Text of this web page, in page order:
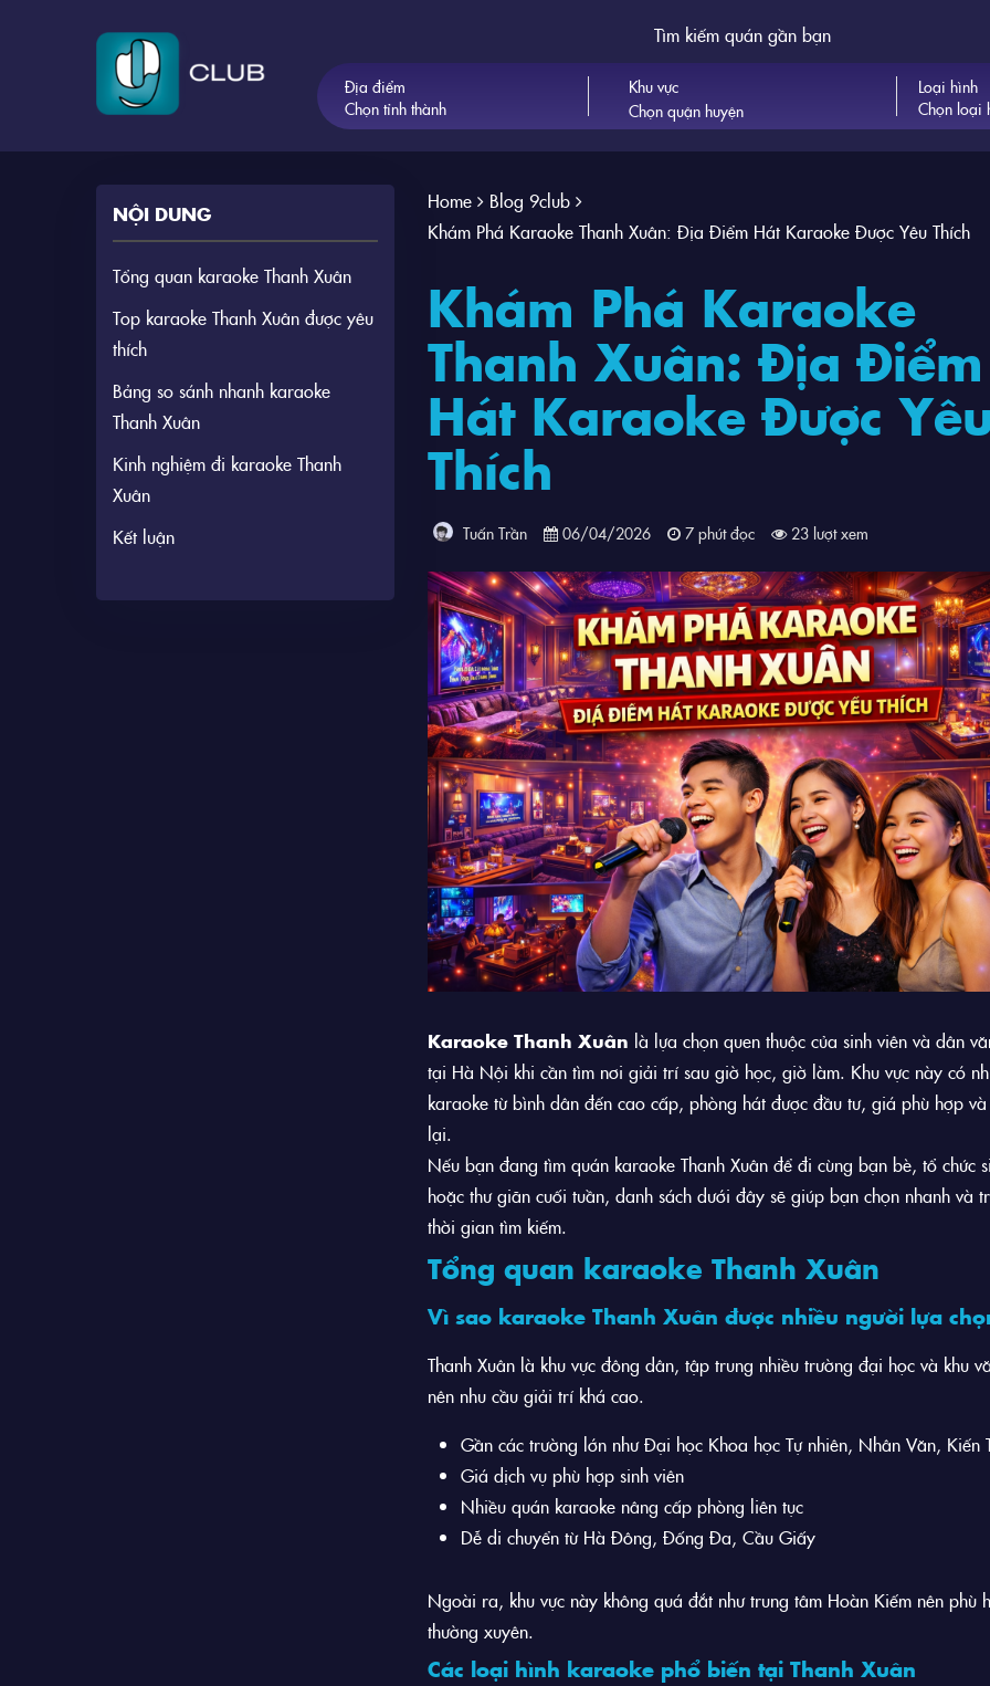
Tìm kiếm quán gần bạn
Địa điểm
Chọn tỉnh thành
Khu vực
Loại hình
Chọn loại
NỘI DUNG
Tổng quan karaoke Thanh Xuân
Top karaoke Thanh Xuân được yêu
thích
Bảng so sánh nhanh karaoke
Thanh Xuân
Kinh nghiệm đi karaoke Thanh
Xuân
Kết luận
Home
Blog 9club
Khám Phá Karaoke Thanh Xuân: Địa Điểm Hát Karaoke Được Yêu Thích
Khám Phá Karaoke
Thanh Xuân: Địa Điểm
Hát Karaoke Được
Thích
Tuấn Trần 06/04/2026 7 phút đọc 23 lượt xem
Karaoke Thanh Xuân là lựa chọn quen thuộc của sinh viên và dân
tại Hà Nội khi cần tìm nơi giải trí sau giờ học, giờ làm. Khu vực này có
karaoke từ bình dân đến cao cấp, phòng hát được đầu tư, giá phù hợp
lại.
Nếu bạn đang tìm quán karaoke Thanh Xuân để đi cùng bạn bè, tổ chức
hoặc thư giãn cuối tuần, danh sách dưới đây sẽ giúp bạn chọn nhanh và
thời gian tìm kiếm.
Tổng quan karaoke Thanh Xuân
Vì sao karaoke Thanh Xuân được nhiều người lựa
Thanh Xuân là khu vực đông dân, tập trung nhiều trường đại học và khu
nên nhu cầu giải trí khá cao.
Gần các trường lớn như Đại học Khoa học Tự nhiên, Nhân Văn, Kiến
Giá dịch vụ phù hợp sinh viên
Nhiều quán karaoke nâng cấp phòng liên tục
Dễ di chuyển từ Hà Đông, Đống Đa, Cầu Giấy
Ngoài ra, khu vực này không quá đắt như trung tâm Hoàn Kiếm nên phù
thường xuyên.
Các loại hình karaoke phổ biến tại Thanh Xuân